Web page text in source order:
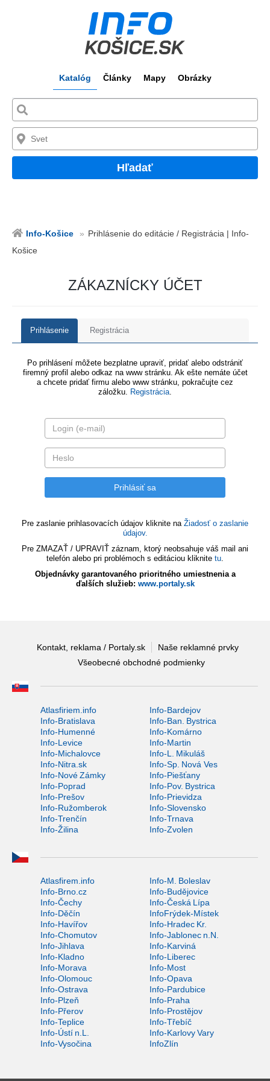
Katalóg Články Mapy Obrázky
Hľadať
Info-Košice
Prihlásenie do editácie / Registrácia | Info-
Košice
ZÁKAZNÍCKY ÚČET
Prihlásenie Registrácia
Po prihlásení môžete bezplatne upraviť, pridať alebo odstrániť
firemný profil alebo odkaz na www stránku. Ak ešte nemáte účet
a chcete pridať firmu alebo www stránku, pokračujte cez
záložku. Registrácia.
Pre zaslanie prihlasovacích údajov kliknite na Žiadosť o zaslanie
údajov.
Pre ZMAZAŤ / UPRAVIŤ záznam, ktorý neobsahuje váš mail ani
telefón alebo pri problémoch s editáciou kliknite tu.
Objednávky garantovaného prioritného umiestnenia a
ďalších služieb: www.portaly.sk
Kontakt, reklama / Portaly.sk
Naše reklamné prvky
Všeobecné obchodné podmienky
Atlasfiriem.info
Info-Bardejov
Info-Bratislava
Info-Ban. Bystrica
Info-Humenné
Info-Komárno
Info-Levice
Info-Martin
Info-Michalovce
Info-L. Mikuláš
Info-Nitra.sk
Info-Sp. Nová Ves
Info-Nové Zámky
Info-Piešťany
Info-Poprad
Info-Pov. Bystrica
Info-Prešov
Info-Prievidza
Info-Ružomberok
Info-Slovensko
Info-Trenčín
Info-Trnava
Info-Žilina
Info-Zvolen
Atlasfirem.info
Info-M. Boleslav
Info-Brno.cz
Info-Budějovice
Info-Čechy
Info-Česká Lípa
Info-Děčín
InfoFrýdek-Místek
Info-Havířov
Info-Hradec Kr.
Info-Chomutov
Info-Jablonec n.N.
Info-Jihlava
Info-Karviná
Info-Kladno
Info-Liberec
Info-Morava
Info-Most
Info-Olomouc
Info-Opava
Info-Ostrava
Info-Pardubice
Info-Plzeň
Info-Praha
Info-Přerov
Info-Prostějov
Info-Teplice
Info-Třebíč
Info-Ústí n.L.
Info-Karlovy Vary
Info-Vysočina
InfoZlín